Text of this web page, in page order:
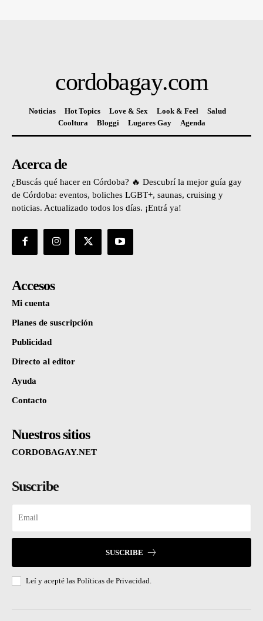
cordobagay.com
Noticias Hot Topics Love & Sex Look & Feel
Salud
Cooltura
Bloggi Lugares Gay Agenda
Acerca de
¿Buscás qué hacer en Córdoba? 🔥 Descubrí la mejor guía gay
de Córdoba: eventos, boliches LGBT+, saunas, cruising y
noticias. Actualizado todos los días. ¡Entrá ya!
Accesos
Mi cuenta
Planes de suscripción
Publicidad
Directo al editor
Ayuda
Contacto
Nuestros sitios
CORDOBAGAY.NET
Suscribe
SUSCRIBE
Leí y acepté las Políticas de Privacidad.